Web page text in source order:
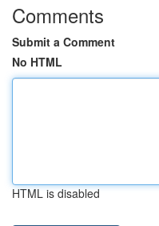
Comments
Submit a Comment
No HTML
HTML is disabled